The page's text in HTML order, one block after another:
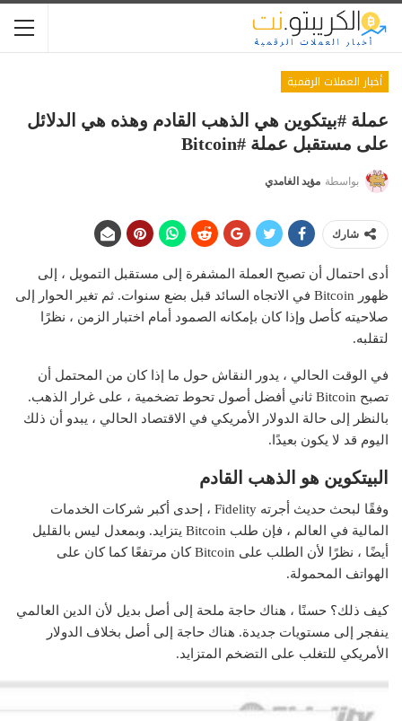
أخبار العملات الرقمية
عملة #بيتكوين هي الذهب القادم وهذه هي الدلائل
على مستقبل عملة #bitcoin
بواسطة مؤيد الغامدي
شارك
أدى احتمال أن تصبح العملة المشفرة إلى مستقبل التمويل ، إلى
ظهور Bitcoin في الاتجاه السائد قبل بضع سنوات. ثم تغير الحوار إلى
صلاحيته كأصل وإذا كان بإمكانه الصمود أمام اختبار الزمن ، نظرًا
لتقلبه.
في الوقت الحالي ، يدور النقاش حول ما إذا كان من المحتمل أن
تصبح Bitcoin ثاني أفضل أصول تحوط تضخمية ، على غرار الذهب.
بالنظر إلى حالة الدولار الأمريكي في الاقتصاد الحالي ، يبدو أن ذلك
اليوم قد لا يكون بعيدًا.
البيتكوين هو الذهب القادم
وفقًا لبحث حديث أجرته Fidelity ، إحدى أكبر شركات الخدمات
المالية في العالم ، فإن طلب Bitcoin يتزايد. وبمعدل ليس بالقليل
أيضًا ، نظرًا لأن الطلب على Bitcoin كان مرتفعًا كما كان على
الهواتف المحمولة.
كيف ذلك؟ حسنًا ، هناك حاجة ملحة إلى أصل بديل لأن الدين العالمي
ينفجر إلى مستويات جديدة. هناك حاجة إلى أصل بخلاف الدولار
الأمريكي للتغلب على التضخم المتزايد.